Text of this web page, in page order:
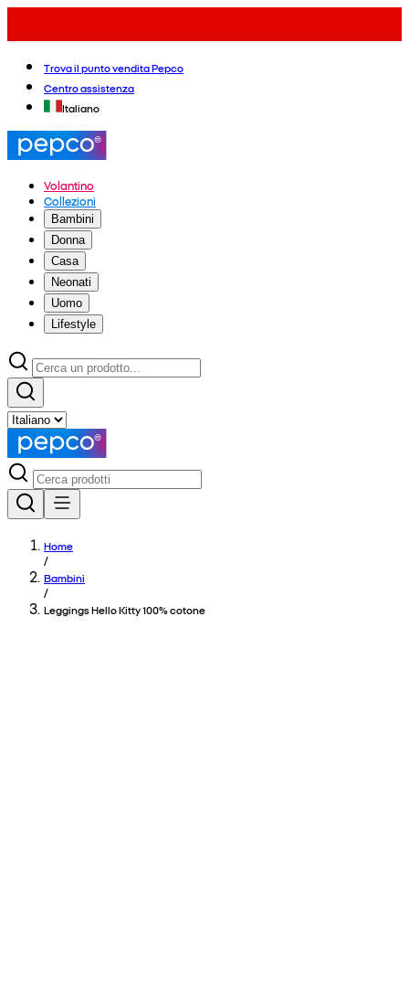
Trova il punto vendita Pepco
Centro assistenza
Italiano
Volantino
Collezioni
Bambini
Donna
Casa
Neonati
Uomo
Lifestyle
Home
/
Bambini
/
Leggings Hello Kitty 100% cotone